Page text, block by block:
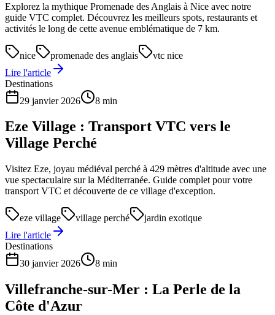
Explorez la mythique Promenade des Anglais à Nice avec notre
guide VTC complet. Découvrez les meilleurs spots, restaurants et
activités le long de cette avenue emblématique de 7 km.
nice promenade des anglais
vtc nice
Lire l'article
Destinations
29 janvier 2026
8 min
Eze Village : Transport VTC vers le
Village Perché
Visitez Eze, joyau médiéval perché à 429 mètres d'altitude avec une
vue spectaculaire sur la Méditerranée. Guide complet pour votre
transport VTC et découverte de ce village d'exception.
eze village village perché
jardin exotique
Lire l'article
Destinations
30 janvier 2026
8 min
Villefranche-sur-Mer : La Perle de la
Côte d'Azur